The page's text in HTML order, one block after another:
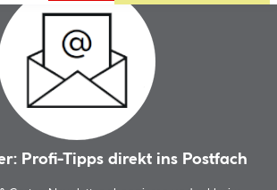
Profi-Tipps direkt ins Postfach